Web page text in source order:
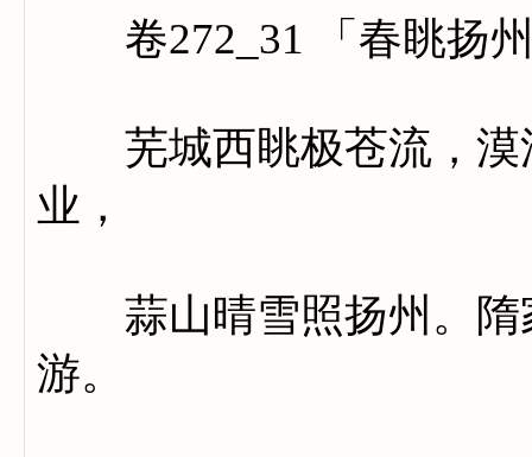
卷272_31 「春眺扬州
芜城西眺极苍流，漠
业，
蒜山晴雪照扬州。隋
游。